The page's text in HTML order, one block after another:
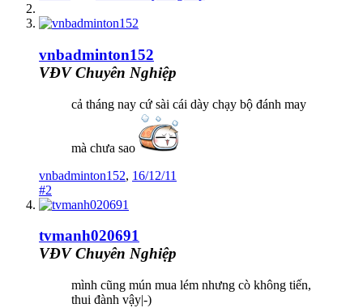
vnbadminton152
VĐV Chuyên Nghiệp
cả tháng nay cứ sài cái dày chạy bộ đánh may
mà chưa sao
vnbadminton152, 16/12/11
#2
tvmanh020691
VĐV Chuyên Nghiệp
mình cũng mún mua lém nhưng cò không tiến,
thui đành vậy|-)